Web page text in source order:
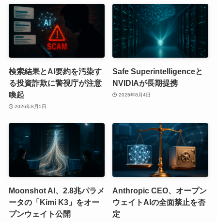
検索結果とAI要約を汚染す
る投資詐欺に警視庁が注意
喚起
2026年8月5日
Safe Superintelligenceと
NVIDIAが長期提携
2026年8月4日
Moonshot AI、2.8兆パラメ
ータの「Kimi K3」をオー
プンウェイト公開
Anthropic CEO、オープン
ウェイトAIの全面禁止を否
定